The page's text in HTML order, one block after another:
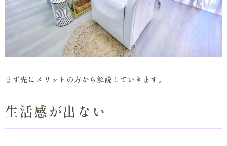
まず先にメリットの方から解説していきます。
生活感が出ない